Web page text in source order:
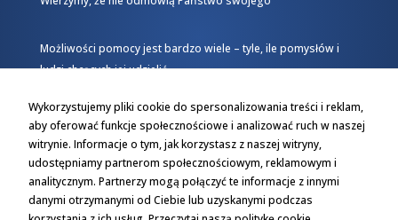
Możliwości pomocy jest bardzo wiele – tyle, ile pomysłów i
ludzi chcących jej udzielić.
Wykorzystujemy pliki cookie do spersonalizowania treści i reklam,
aby oferować funkcje społecznościowe i analizować ruch w naszej
witrynie. Informacje o tym, jak korzystasz z naszej witryny,
udostępniamy partnerom społecznościowym, reklamowym i
analitycznym. Partnerzy mogą połączyć te informacje z innymi
danymi otrzymanymi od Ciebie lub uzyskanymi podczas